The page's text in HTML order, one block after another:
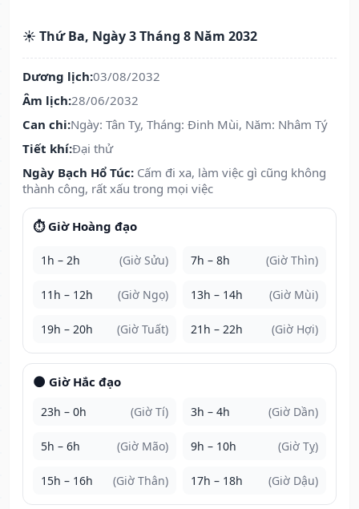
☀️ Thứ Ba, Ngày 3 Tháng 8 Năm 2032
Dương lịch:03/08/2032
Âm lịch:28/06/2032
Can chi:Ngày: Tân Tỵ, Tháng: Đinh Mùi, Năm: Nhâm Tý
Tiết khí:Đại thử
Ngày Bạch Hổ Túc: Cấm đi xa, làm việc gì cũng không
thành công, rất xấu trong mọi việc
⏱️ Giờ Hoàng đạo
1h – 2h (Giờ Sửu) 7h – 8h (Giờ Thìn)
11h – 12h (Giờ Ngọ) 13h – 14h (Giờ Mùi)
19h – 20h (Giờ Tuất) 21h – 22h (Giờ Hợi)
🌑 Giờ Hắc đạo
23h – 0h (Giờ Tí) 3h – 4h (Giờ Dần)
5h – 6h (Giờ Mão) 9h – 10h (Giờ Tỵ)
15h – 16h (Giờ Thân) 17h – 18h (Giờ Dậu)